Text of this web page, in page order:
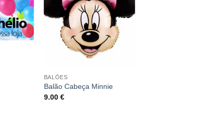
BALÕES
Balão Cabeça Minnie
9.00 €